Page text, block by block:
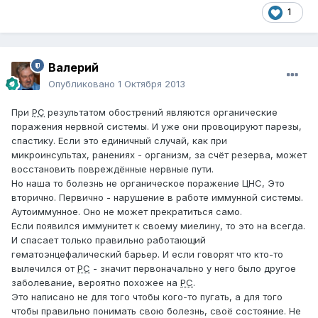
1
Валерий
Опубликовано 1 Октября 2013
При РС результатом обострений являются органические
поражения нервной системы. И уже они провоцируют парезы,
спастику. Если это единичный случай, как при
микроинсультах, ранениях - организм, за счёт резерва, может
восстановить повреждённые нервные пути.
Но наша то болезнь не органическое поражение ЦНС, Это
вторично. Первично - нарушение в работе иммунной системы.
Аутоиммунное. Оно не может прекратиться само.
Если появился иммунитет к своему миелину, то это на всегда.
И спасает только правильно работающий
гематоэнцефалический барьер. И если говорят что кто-то
вылечился отРС - значит первоначально у него было другое
заболевание, вероятно похожее на РС.
Это написано не для того чтобы кого-то пугать, а для того
чтобы правильно понимать свою болезнь, своё состояние. Не